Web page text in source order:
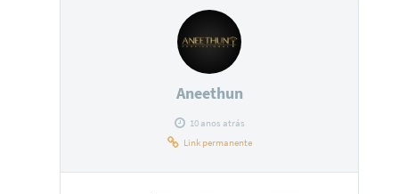
Aneethun
10 anos atrás
Link permanente